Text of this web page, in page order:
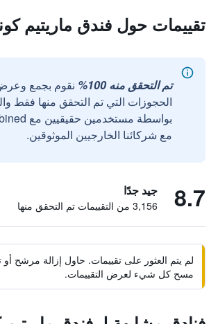
تقييمات حول فندق ماريتيم
تم التحقق منه 100%
نقوم بجمع
الحجوزات التي تم التحقق منها فقط
مع شركائنا الخارجيين الموثوقين.
8.7 جيد جدًا
3,156 من التقييمات تم التحقق منها
لم يتم العثور على تقييمات. حاول إزالة مرشح أو
مسح كل شيء لعرض التقييمات.